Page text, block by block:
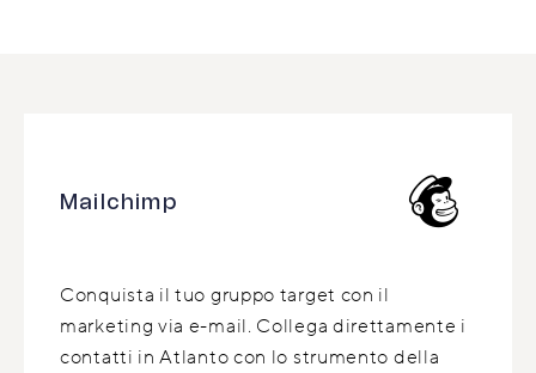
Mailchimp
Conquista il tuo gruppo target con il
marketing via e-mail. Collega direttamente i
contatti in Atlanto con lo strumento della